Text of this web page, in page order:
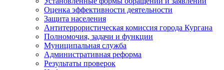
Оценка эффективности деятельности
Защита населения
Антитеррористическая комиссия города Кургана
Полномочия, задачи и функции
Муниципальная служба
Административная реформа
Результаты проверок